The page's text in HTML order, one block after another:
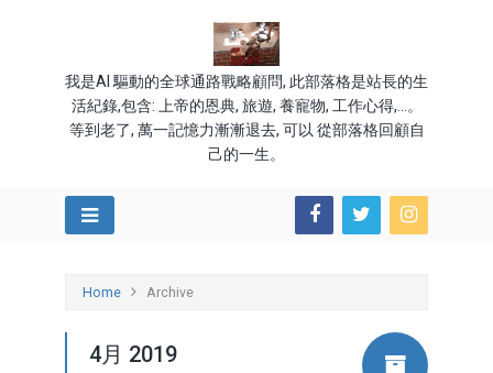
我是AI 驅動的全球通路戰略顧問, 此部落格是站長的生
活紀錄,包含: 上帝的恩典, 旅遊, 養寵物, 工作心得,...。
等到老了, 萬一記憶力漸漸退去, 可以 從部落格回顧自
己的一生。
Home Archive
4月 2019